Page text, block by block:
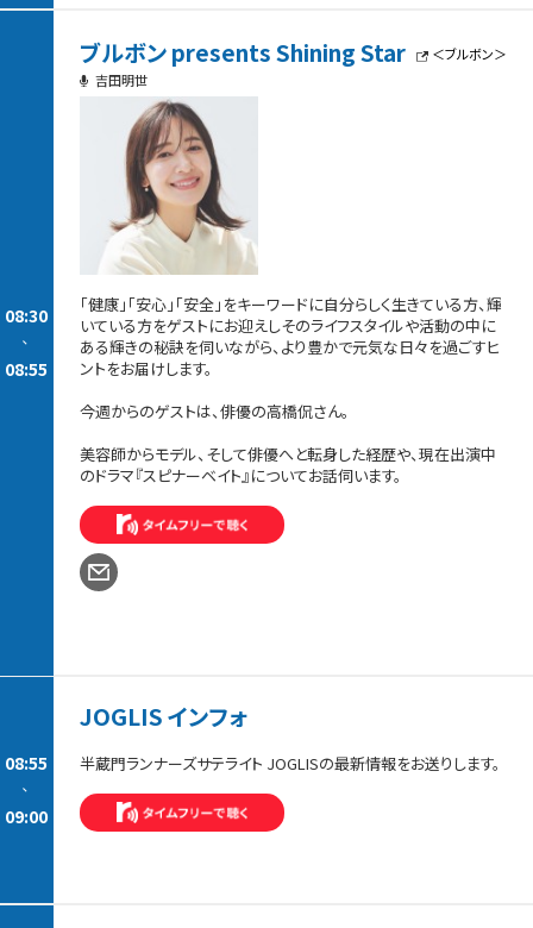
08:30
-
08:55
ブルボン presents Shining Star
＜ブルボン＞
吉田明世
「健康」「安心」「安全」をキーワードに自分らしく生きている方、輝
いている方をゲストにお迎えしそのライフスタイルや活動の中に
ある輝きの秘訣を伺いながら、より豊かで元気な日々を過ごすヒ
ントをお届けします。
今週からのゲストは、俳優の高橋侃さん。
美容師からモデル、そして俳優へと転身した経歴や、現在出演中
のドラマ『スピナーベイト』についてお話伺います。
08:55
-
09:00
JOGLIS インフォ
半蔵門ランナーズサテライト JOGLISの最新情報をお送りします。